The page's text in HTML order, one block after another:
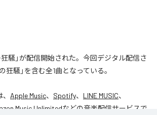
狂騒」が配信開始された。今回デジタル配信さ
狂騒」を含む全1曲となっている。
、 Apple Music、 Spotify、 LINE MUSIC、
Music Unlimitedなどの音楽配信サービスで